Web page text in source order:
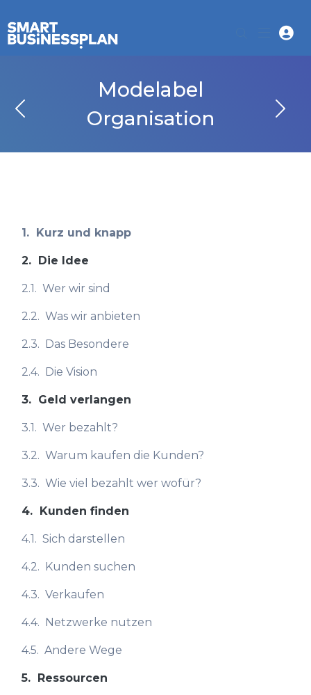
Modelabel
Organisation
1. Kurz und knapp
2. Die Idee
2.1. Wer wir sind
2.2. Was wir anbieten
2.3. Das Besondere
2.4. Die Vision
3. Geld verlangen
3.1. Wer bezahlt?
3.2. Warum kaufen die Kunden?
3.3. Wie viel bezahlt wer wofür?
4. Kunden finden
4.1. Sich darstellen
4.2. Kunden suchen
4.3. Verkaufen
4.4. Netzwerke nutzen
4.5. Andere Wege
5. Ressourcen